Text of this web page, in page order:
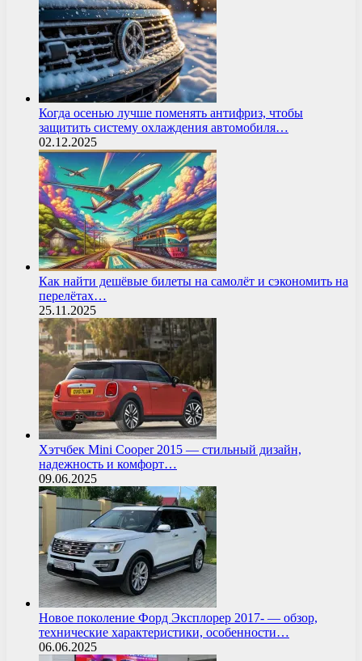
Когда осенью лучше поменять антифриз, чтобы
защитить систему охлаждения автомобиля…
02.12.2025
Как найти дешёвые билеты на самолёт и сэкономить на
перелётах…
25.11.2025
Хэтчбек Mini Cooper 2015 — стильный дизайн,
надежность и комфорт…
09.06.2025
Новое поколение Форд Эксплорер 2017- — обзор,
технические характеристики, особенности…
06.06.2025